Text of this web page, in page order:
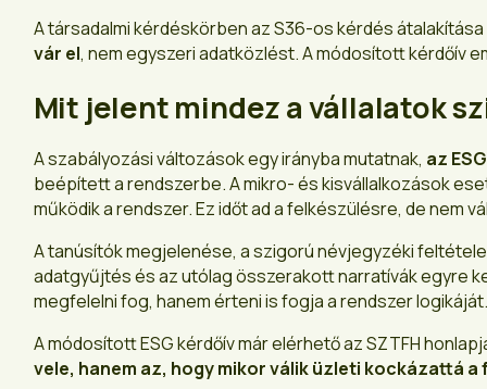
A társadalmi kérdéskörben az S36-os kérdés
vár el, nem egyszeri adatközlést. A módosított kérdőív
Mit jelent mindez a vállalatok
A szabályozási változások egy irányba mutatnak, az
beépített a rendszerbe. A mikro- és kisvállalkozások
működik a rendszer. Ez időt ad a felkészülésre, de nem
A tanúsítók megjelenése, a szigorú névjegyzéki
adatgyűjtés és az utólag összerakott narratívák egyre
megfelelni fog, hanem érteni is fogja a rendszer logikáját.
A módosított ESG kérdőív már elérhető az SZTFH
vele, hanem az, hogy mikor válik üzleti kockázattá